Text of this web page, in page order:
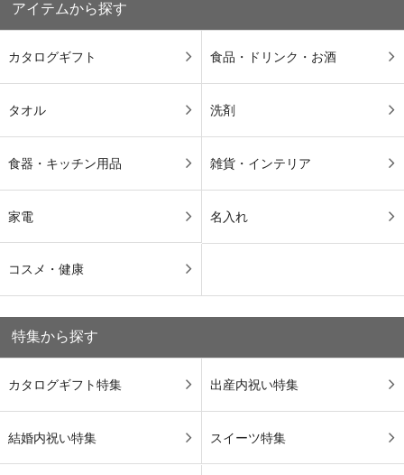
アイテムから探す
カタログギフト 食品・ドリンク・お酒
タオル 洗剤
食器・キッチン用品 雑貨・インテリア
家電 名入れ
コスメ・健康
特集から探す
カタログギフト特集 出産内祝い特集
結婚内祝い特集 スイーツ特集